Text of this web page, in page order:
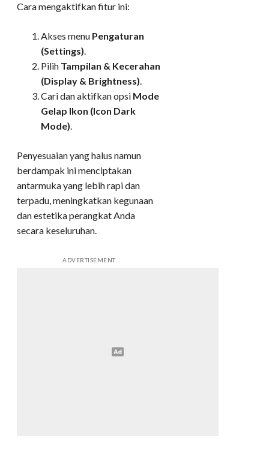
Cara mengaktifkan fitur ini:
Akses menu Pengaturan
(Settings).
Pilih Tampilan & Kecerahan
(Display & Brightness).
Cari dan aktifkan opsi Mode
Gelap Ikon (Icon Dark
Mode).
Penyesuaian yang halus namun
berdampak ini menciptakan
antarmuka yang lebih rapi dan
terpadu, meningkatkan kegunaan
dan estetika perangkat Anda
secara keseluruhan.
ADVERTISEMENT